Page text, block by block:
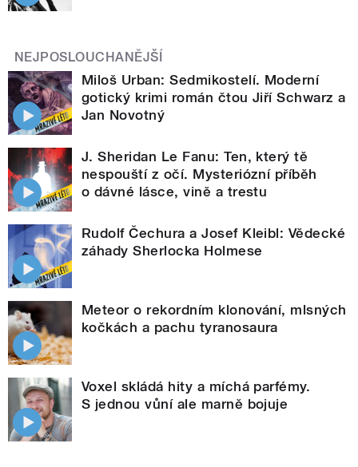
NEJPOSLOUCHANĚJŠÍ
Miloš Urban: Sedmikostelí. Moderní
gotický krimi román čtou Jiří Schwarz a
Jan Novotný
J. Sheridan Le Fanu: Ten, který tě
nespouští z očí. Mysteriózní příběh
o dávné lásce, vině a trestu
Rudolf Čechura a Josef Kleibl: Vědecké
záhady Sherlocka Holmese
Meteor o rekordním klonování, mlsných
kočkách a pachu tyranosaura
Voxel skládá hity a míchá parfémy.
S jednou vůní ale marně bojuje